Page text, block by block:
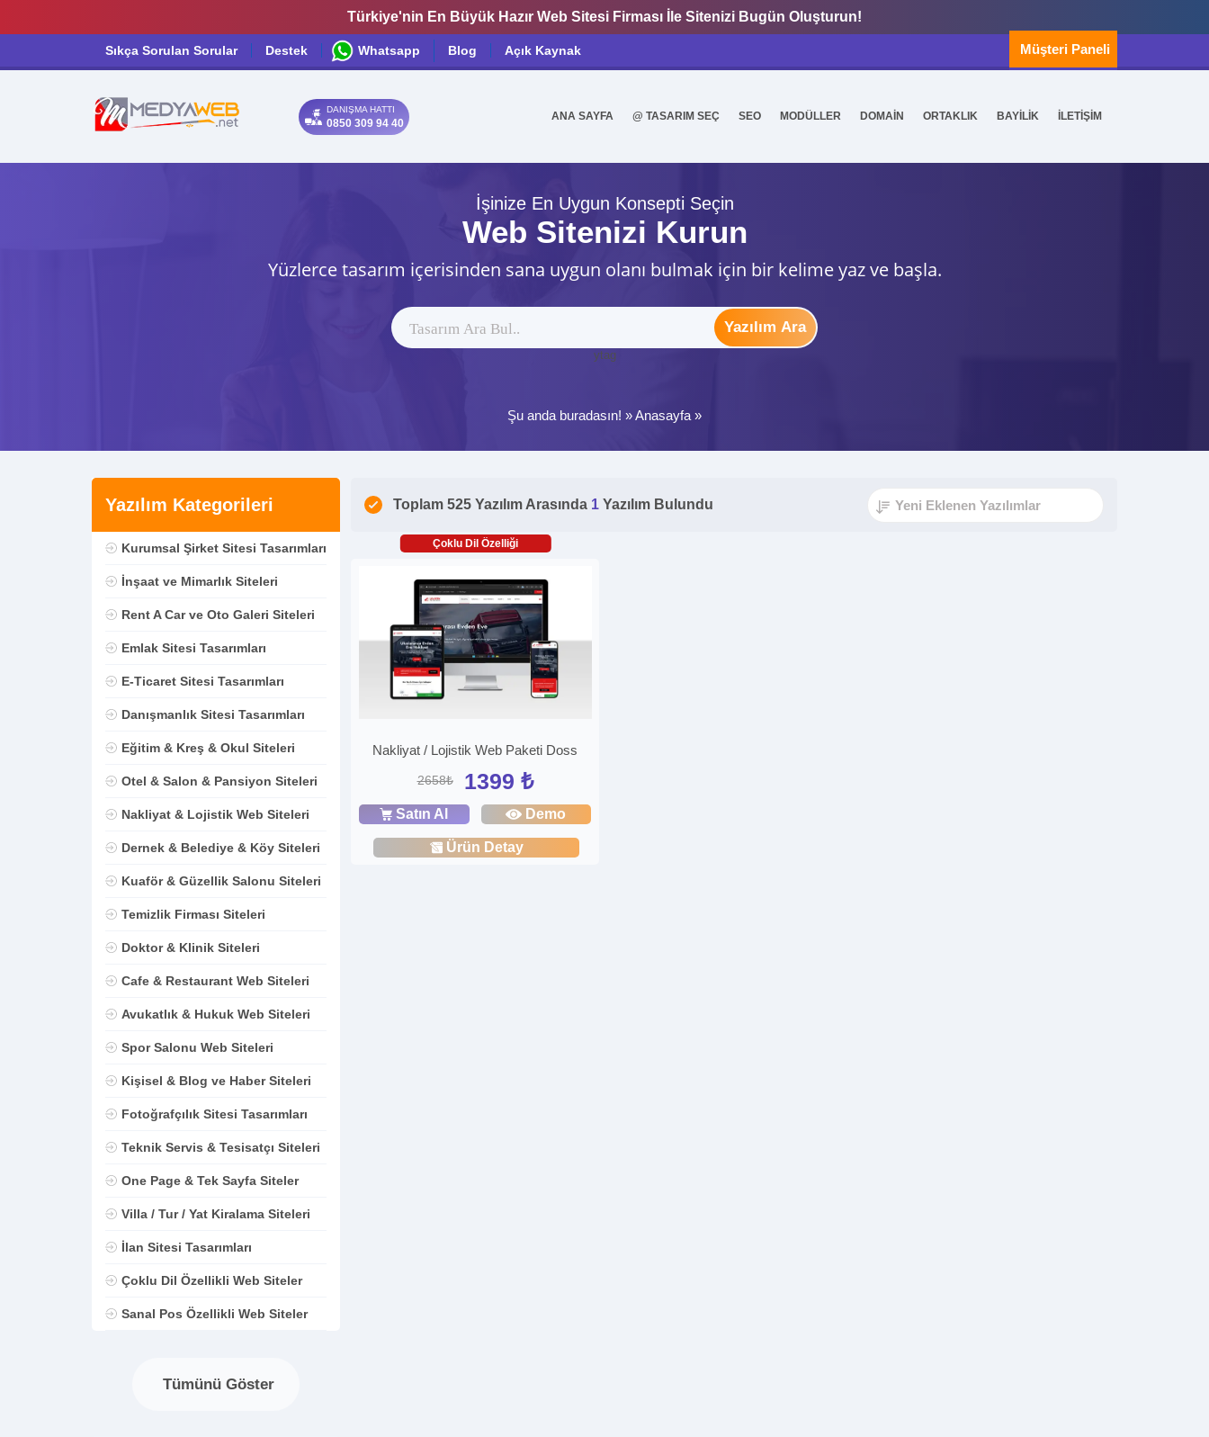
Türkiye'nin En Büyük Hazır Web Sitesi Firması İle Sitenizi Bugün Oluşturun!
Sıkça Sorulan Sorular Destek Whatsapp Blog Açık Kaynak Müşteri Paneli
DANIŞMA HATTI
0850 309 94 40
ANA SAYFA @ TASARIM SEÇ SEO MODÜLLER DOMAİN ORTAKLIK BAYİLİK İLETİŞİM
İşinize En Uygun Konsepti Seçin
Web Sitenizi Kurun
Yüzlerce tasarım içerisinden sana uygun olanı bulmak için bir kelime yaz ve başla.
Yazılım Ara
ytag
Şu anda buradasın! »Anasayfa »
Yazılım Kategorileri
Kurumsal Şirket Sitesi Tasarımları
İnşaat ve Mimarlık Siteleri
Rent A Car ve Oto Galeri Siteleri
Emlak Sitesi Tasarımları
E-Ticaret Sitesi Tasarımları
Danışmanlık Sitesi Tasarımları
Eğitim & Kreş & Okul Siteleri
Otel & Salon & Pansiyon Siteleri
Nakliyat & Lojistik Web Siteleri
Dernek & Belediye & Köy Siteleri
Kuaför & Güzellik Salonu Siteleri
Temizlik Firması Siteleri
Doktor & Klinik Siteleri
Cafe & Restaurant Web Siteleri
Avukatlık & Hukuk Web Siteleri
Spor Salonu Web Siteleri
Kişisel & Blog ve Haber Siteleri
Fotoğrafçılık Sitesi Tasarımları
Teknik Servis & Tesisatçı Siteleri
One Page & Tek Sayfa Siteler
Villa / Tur / Yat Kiralama Siteleri
İlan Sitesi Tasarımları
Çoklu Dil Özellikli Web Siteler
Sanal Pos Özellikli Web Siteler
Tümünü Göster
Toplam 525 Yazılım Arasında 1 Yazılım Bulundu
Çoklu Dil Özelliği
Nakliyat / Lojistik Web Paketi Doss
2658₺ 1399 ₺
Satın Al Demo
Ürün Detay